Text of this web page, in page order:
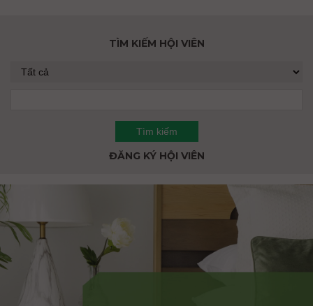
TÌM KIẾM HỘI VIÊN
ĐĂNG KÝ HỘI VIÊN